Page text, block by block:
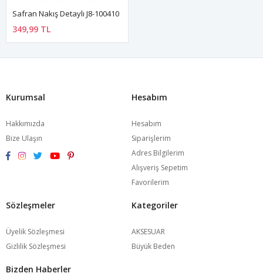
Safran Nakış Detaylı J8-100410
349,99 TL
Kurumsal
Hakkımızda
Bize Ulaşın
Hesabım
Hesabım
Siparişlerim
Adres Bilgilerim
Alışveriş Sepetim
Favorilerim
Sözleşmeler
Üyelik Sözleşmesi
Gizlilik Sözleşmesi
Kategoriler
AKSESUAR
Büyük Beden
Bizden Haberler